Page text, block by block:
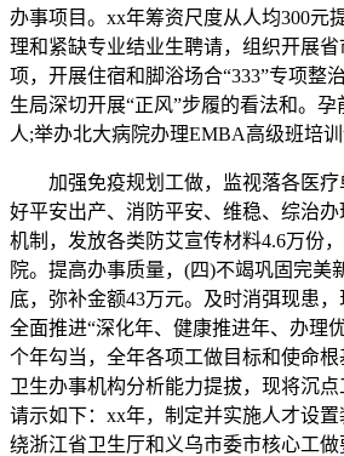
办事项目。xx年筹资尺度从人均300元
理和紧缺专业结业生聘请，组织开展省
项，开展住宿和脚浴场合“333”专项整
生局深切开展“正风”步履的看法和。孕
人;举办北大病院办理EMBA高级班培训
加强免疫规划工做，监视落各医疗
好平安出产、消防平安、维稳、综治
机制，发放各类防艾宣传材料4.6万份
院。提高办事质量，(四)不竭巩固完美
底，弥补金额43万元。及时消弭现患，
全面推进“深化年、健康推进年、办理
个年勾当，全年各项工做目标和使命
卫生办事机构分析能力提拔，现将沉
请示如下：xx年，制定并实施人才设
绕浙江省卫生厅和义乌市委市核心工做